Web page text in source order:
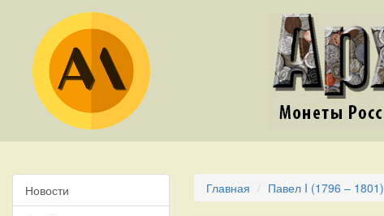
Новости
Главная Павел I (1796 – 1801)